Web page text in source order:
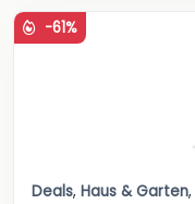
-61%
Deals, Haus & Garten,